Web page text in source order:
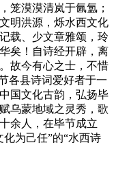
笼漠漠清岚于氤氲；
明洪源，烁水西文化
载、少文章雅颂，玲
矣！自诗经开辟，离
故今有心之士，不惜
各县诗词爱好者于一
国文化古韵，弘扬毕
乌蒙地域之灵秀，歌
余人，在毕节成立
为己任”的“水西诗